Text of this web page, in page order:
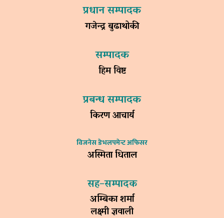
प्रधान सम्पादक
गजेन्द्र बुढाथोकी
सम्पादक
हिम विष्ट
प्रबन्ध सम्पादक
किरण आचार्य
विजनेस डेभलपमेन्ट अफिसर
अस्मिता धिताल
सह–सम्पादक
अम्बिका शर्मा
लक्ष्मी ज्ञवाली